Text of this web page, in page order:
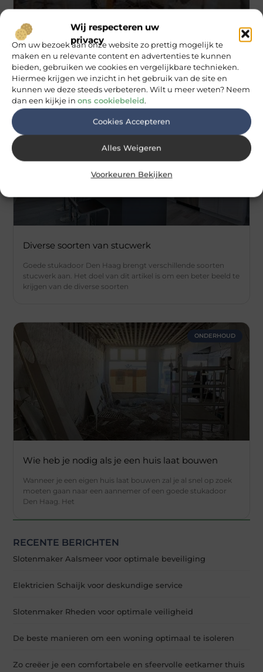
Wij respecteren uw
privacy
Om uw bezoek aan onze website zo prettig mogelijk te
maken en u relevante content en advertenties te kunnen
bieden, gebruiken we cookies en vergelijkbare technieken.
Hiermee krijgen we inzicht in het gebruik van de site en
kunnen we deze steeds verbeteren. Wilt u meer weten? Neem
dan een kijkje in ons cookiebeleid
Cookies Accepteren
Alles Weigeren
Voorkeuren Bekijken
Het huis verbouwen: van het begin tot eind
Er komt veel bij een verbouwing kijken: zelf het huis verven of
toch liever een schilder van bijvoorbeeld goed
Schildersbedrijf Wassenaar het schilderwerk laten doen?
Diverse soorten van stucwerk
Goede stukadoor Den Haag brengt verschillende soorten
stucwerk aan. Het doel van dit artikel is om een beter beeld te
krijgen van de diverse soorten
ONDERHOUD
Wie heb je nodig als je een huis laat bouwen
Wanneer je een eigen huis laat bouwen zal je al snel op zoek
moeten gaan naar een aannemer of een goede stukadoor
Den Haag. Het
RECENTE BERICHTEN
Slotenmaker Aalsmeer voor optimale beveiliging
Elektricien Schaijk voor deskundige service
Slotenmaker Rheden voor optimale veiligheid
De beste manieren om een woning optimaal te isoleren
Zo creëer je een comfortabele en sfeervolle eetkamer thuis